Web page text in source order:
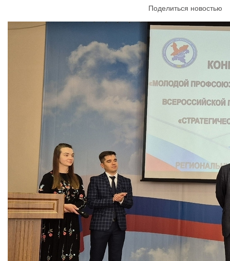
Поделиться новостью